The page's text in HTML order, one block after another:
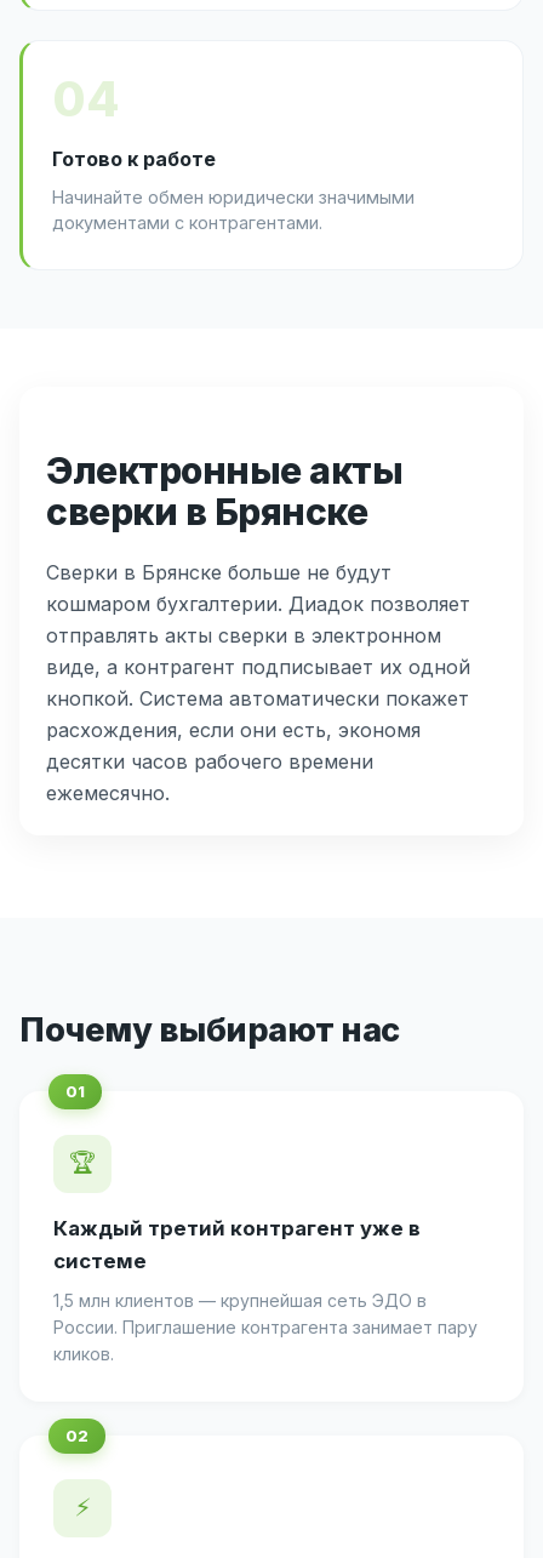
04
Готово к работе
Начинайте обмен юридически значимыми
документами с контрагентами.
Электронные акты
сверки в Брянске
Сверки в Брянске больше не будут
кошмаром бухгалтерии. Диадок позволяет
отправлять акты сверки в электронном
виде, а контрагент подписывает их одной
кнопкой. Система автоматически покажет
расхождения, если они есть, экономя
десятки часов рабочего времени
ежемесячно.
Почему выбирают нас
🏆
Каждый третий контрагент уже в
системе
1,5 млн клиентов — крупнейшая сеть ЭДО в
России. Приглашение контрагента занимает пару
кликов.
⚡